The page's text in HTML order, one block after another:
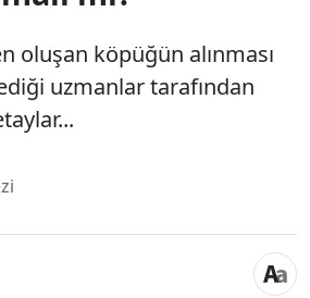
oluşan köpüğün alınması
uzmanlar tarafından